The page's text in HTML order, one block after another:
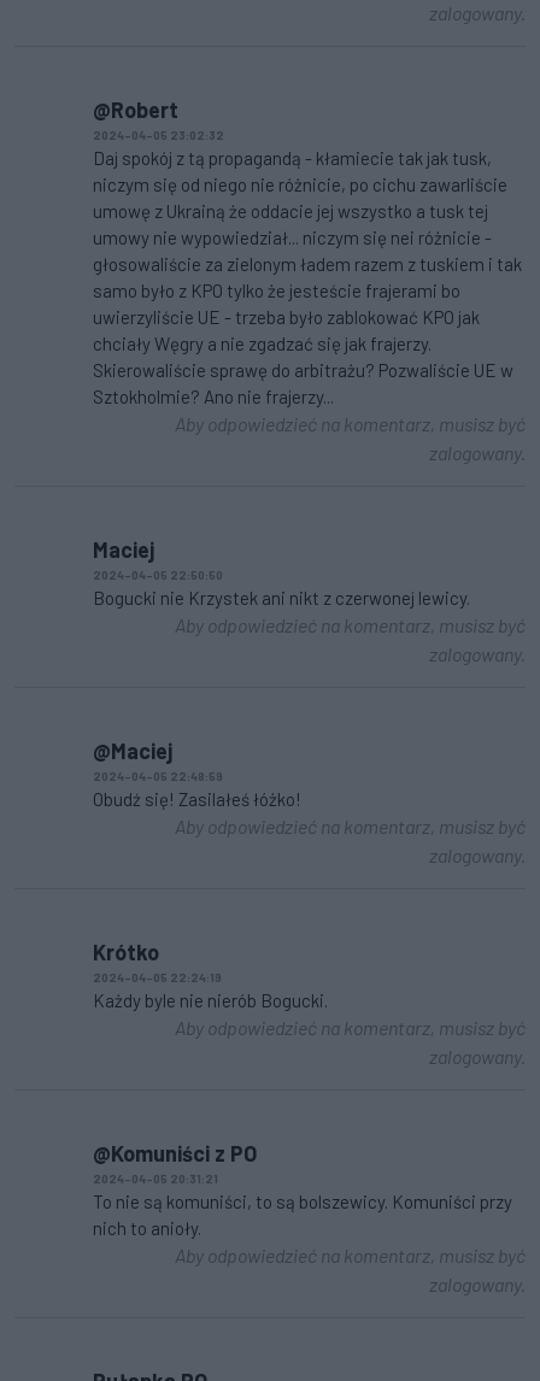
zalogowany.
@Robert
2024-04-05 23:02:32
Daj spokój z tą propagandą - kłamiecie tak jak tusk,
niczym się od niego nie różnicie, po cichu zawarliście
umowę z Ukrainą że oddacie jej wszystko a tusk tej
umowy nie wypowiedział... niczym się nei różnicie -
głosowaliście za zielonym ładem razem z tuskiem i tak
samo było z KPO tylko że jesteście frajerami bo
uwierzyliście UE - trzeba było zablokować KPO jak
chciały Węgry a nie zgadzać się jak frajerzy.
Skierowaliście sprawę do arbitrażu? Pozwaliście UE w
Sztokholmie? Ano nie frajerzy...
Aby odpowiedzieć na komentarz, musisz być
zalogowany.
Maciej
2024-04-05 22:50:50
Bogucki nie Krzystek ani nikt z czerwonej lewicy.
Aby odpowiedzieć na komentarz, musisz być
zalogowany.
@Maciej
2024-04-05 22:48:59
Obudź się! Zasilałeś łóżko!
Aby odpowiedzieć na komentarz, musisz być
zalogowany.
Krótko
2024-04-05 22:24:19
Każdy byle nie nierób Bogucki.
Aby odpowiedzieć na komentarz, musisz być
zalogowany.
@Komuniści z PO
2024-04-05 20:31:21
To nie są komuniści, to są bolszewicy. Komuniści przy
nich to anioły.
Aby odpowiedzieć na komentarz, musisz być
zalogowany.